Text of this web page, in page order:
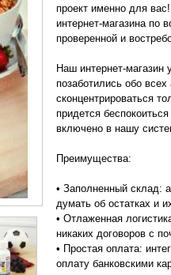
проект именно для
интернет-магазина по
проверенной и
Наш интернет-
позаботились обо
сконцентрироваться
придется
включено в нашу
Преимущества:
• Заполненный склад:
думать об остатках и
• Отлаженная
никаких договоров с
• Простая оплата:
оплату банковскими